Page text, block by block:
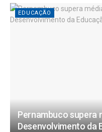
EDUCAÇÃO
Pernambuco supera
Desenvolvimento da